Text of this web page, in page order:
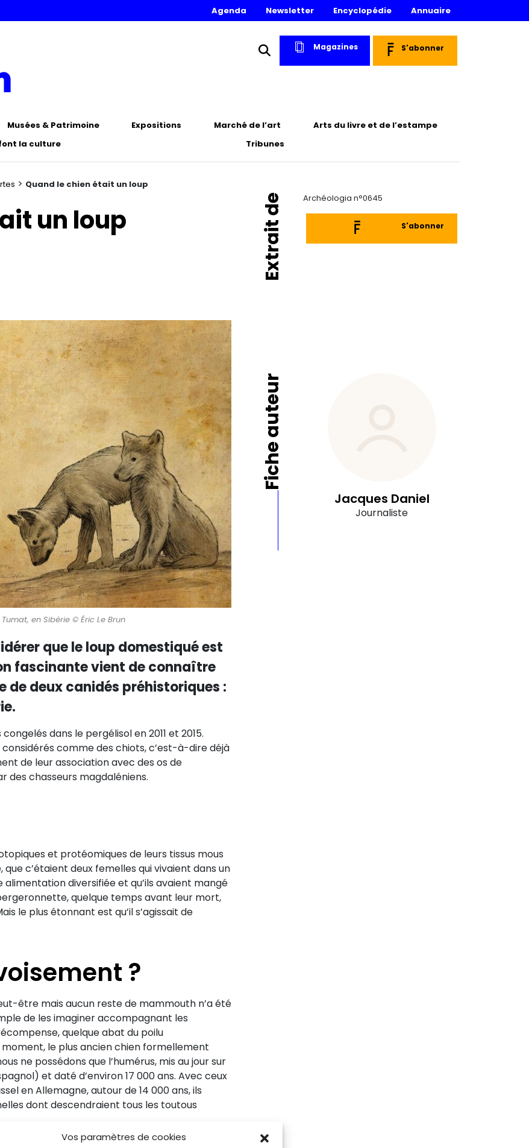
Vos paramètres de cookies
Agenda Newsletter Encyclopédie Annuaire
Magazines S'abonner
Musées & Patrimoine Expositions Marché de l’art
Arts du livre et de l’estampe
la culture
Tribunes
> Quand le chien était un loup
un loup
en Sibérie © Éric Le Brun
que le loup domestiqué est
fascinante vient de connaître
de deux canidés préhistoriques :
dans le pergélisol en 2011 et 2015.
considérés comme des chiots, c’est-à-dire déjà
de leur association avec des os de
des chasseurs magdaléniens.
et protéomiques de leurs tissus mous
c’étaient deux femelles qui vivaient dans un
diversifiée et qu’ils avaient mangé
quelque temps avant leur mort,
le plus étonnant est qu’il s’agissait de
?
être mais aucun reste de mammouth n’a été
de les imaginer accompagnant les
quelque abat du poilu
le plus ancien chien formellement
ne possédons que l’humérus, mis au jour sur
et daté d’environ 17 000 ans. Avec ceux
en Allemagne, autour de 14 000 ans, ils
dont descendraient tous les toutous
Extrait de Archéologia n°0645
S'abonner
Fiche auteur
Jacques Daniel
Journaliste